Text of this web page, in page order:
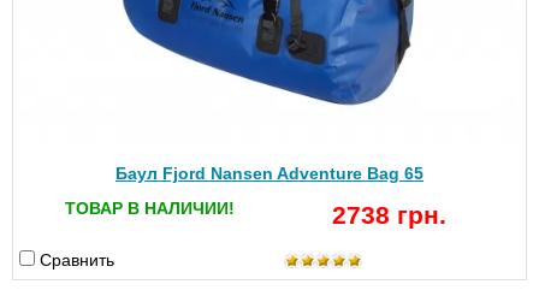
Баул Fjord Nansen Adventure Bag 65
ТОВАР В НАЛИЧИИ!
2738 грн.
Сравнить